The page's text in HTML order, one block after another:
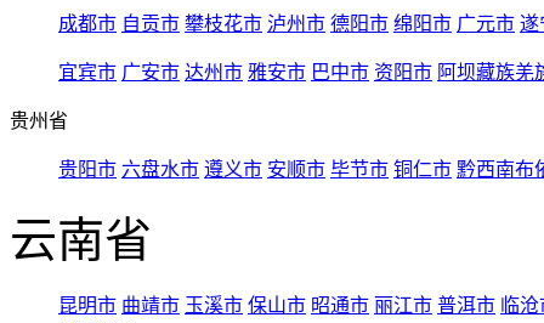
成都市 自贡市 攀枝花市 泸州市 德阳市 绵阳市 广元市 遂
宜宾市 广安市 达州市 雅安市 巴中市 资阳市 阿坝藏族羌
贵州省
贵阳市 六盘水市 遵义市 安顺市 毕节市 铜仁市 黔西南布
云南省
昆明市 曲靖市 玉溪市 保山市 昭通市 丽江市 普洱市 临